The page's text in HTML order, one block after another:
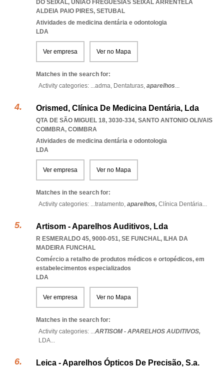
DO SEIXAL, UNIAO FREGUESIAS SEIXAL ARRENTELA
ALDEIA PAIO PIRES, SETUBAL
Atividades de medicina dentária e odontologia
LDA
Ver empresa Ver no Mapa
Matches in the search for:
Activity categories: ...adma, Dentaturas, aparelhos...
Orismed, Clínica De Medicina Dentária, Lda
QTA DE SÃO MIGUEL 18, 3030-334, SANTO ANTONIO OLIVAIS
COIMBRA, COIMBRA
Atividades de medicina dentária e odontologia
LDA
Ver empresa Ver no Mapa
Matches in the search for:
Activity categories: ...tratamento, aparelhos, Clínica Dentária...
Artisom - Aparelhos Auditivos, Lda
R ESMERALDO 45, 9000-051, SE FUNCHAL, ILHA DA
MADEIRA FUNCHAL
Comércio a retalho de produtos médicos e ortopédicos, em
estabelecimentos especializados
LDA
Ver empresa Ver no Mapa
Matches in the search for:
Activity categories: ...ARTISOM - APARELHOS AUDITIVOS,
LDA...
Leica - Aparelhos Ópticos De Precisão, S.a.